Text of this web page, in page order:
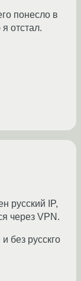
понесло в
отстал.
русский IP,
через VPN.
без русскго